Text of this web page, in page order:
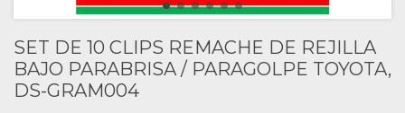
SET DE 10 CLIPS REMACHE DE REJILLA
BAJO PARABRISA / PARAGOLPE TOYOTA,
DS-GRAM004